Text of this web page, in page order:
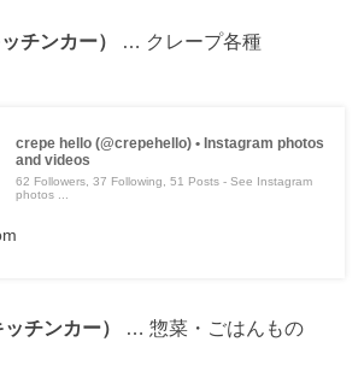
チンカー） … クレープ各種
crepe hello (@crepehello) • Instagram photos
and videos
62 Followers, 37 Following, 51 Posts - See Instagram
photos ...
チンカー） … 惣菜・ごはんもの